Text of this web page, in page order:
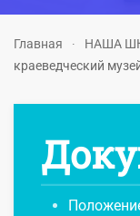
Главная НАША
краеведческий